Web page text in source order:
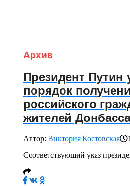
Архив
Президент Путин
порядок
российского
жителей
Автор: Виктория Костовская
Соответствующий указ